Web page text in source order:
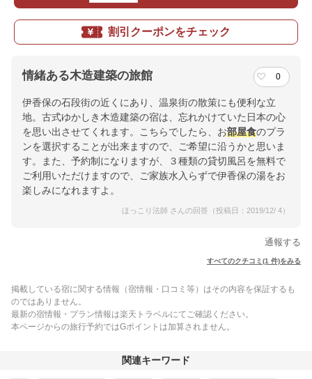
割引クーポンをチェック
情緒ある木造建築の旅館 0
伊香保の石段街の近くにあり、温泉街の散策にも便利な立
地。古式ゆかしき木造建築の宿は、忘れかけていた日本の心
を思い出させてくれます。こちらでしたら、お部屋食のプラ
ンを選択することが出来ますので、ご希望に沿うかと思いま
す。また、予約制になりますが、３種類の貸切風呂を無料で
ご利用いただけますので、ご家族水入らずで伊香保の湯をお
楽しみになれますよ。
ほっこり法師 さんの回答（投稿日：2019/12/ 4）
通報する
すべてのクチコミ(1 件)をみる
掲載している宿に関する情報（宿情報・口コミ等）はその内容を保証するも
のではありません。
最新の宿情報・プラン情報は楽天トラベルにてご確認ください。
本ページからの旅行予約ではGポイントは加算されません。
関連キーワード